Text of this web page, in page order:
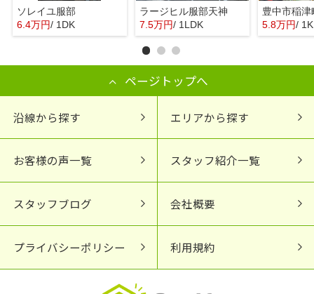
ソレイユ服部
6.4万円/ 1DK
ラージヒル服部天神
7.5万円/ 1LDK 5.8万円/ 1K
ページトップへ
沿線から探す エリアから探す
お客様の声一覧 スタッフ紹介一覧
スタッフブログ 会社概要
プライバシーポリシー 利用規約